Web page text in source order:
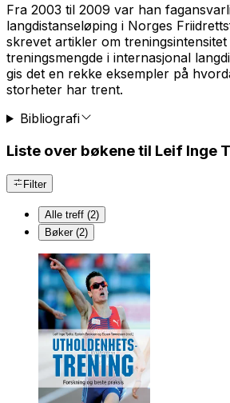
Fra 2003 til 2009 var han
langdistanseløping i Norges
skrevet artikler om
treningsmengde i internasjonal
gis det en rekke eksempler på
storheter har trent.
Bibliografi
Liste over bøkene til Leif Inge
Filter
Alle treff (2)
Bøker (2)